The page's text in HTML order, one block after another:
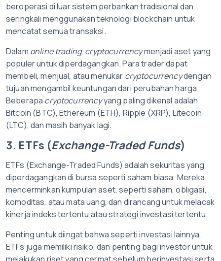
beroperasi di luar sistem perbankan tradisional dan
seringkali menggunakan teknologi blockchain untuk
mencatat semua transaksi.
Dalam online trading, cryptocurrencymenjadi aset yang
populer untuk diperdagangkan. Para trader dapat
membeli, menjual, atau menukar cryptocurrencydengan
tujuan mengambil keuntungan dari perubahan harga.
Beberapa cryptocurrencyyang paling dikenal adalah
Bitcoin (BTC), Ethereum (ETH), Ripple (XRP), Litecoin
(LTC), dan masih banyak lagi.
3. ETFs (Exchange-Traded Funds)
ETFs (Exchange-Traded Funds) adalah sekuritas yang
diperdagangkan di bursa seperti saham biasa. Mereka
mencerminkan kumpulan aset, seperti saham, obligasi,
komoditas, atau mata uang, dan dirancang untuk melacak
kinerja indeks tertentu atau strategi investasi tertentu.
Penting untuk diingat bahwa seperti investasi lainnya,
ETFs juga memiliki risiko, dan penting bagi investor untuk